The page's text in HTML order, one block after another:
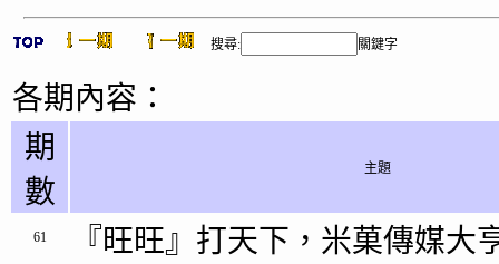
搜尋: 關鍵字
各期內容：
期
數
主題
61 『旺旺』打天下，米菓傳媒大